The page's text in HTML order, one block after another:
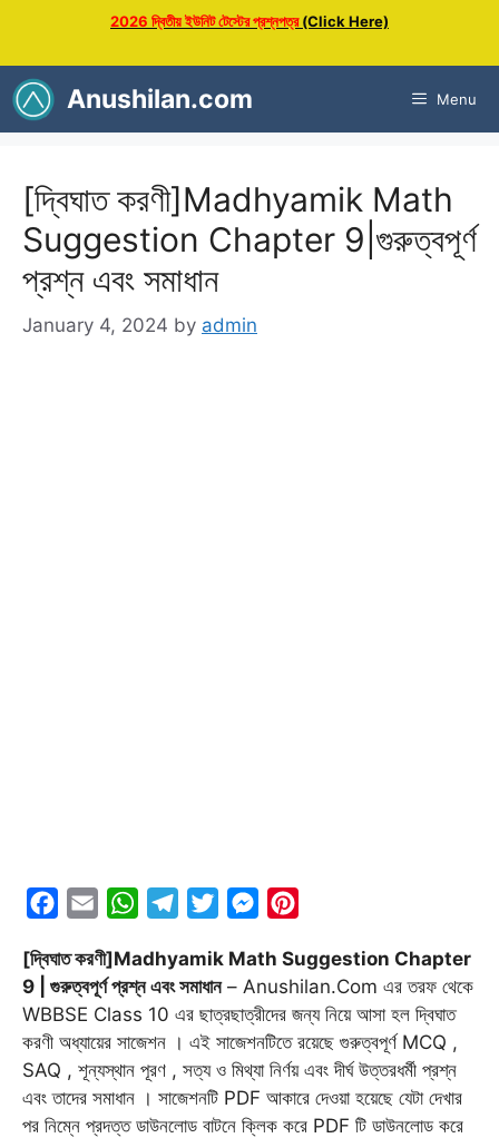
content
2026 দ্বিতীয় ইউনিট টেস্টের প্রশ্নপত্র(Click Here)
Anushilan.com Menu
[দ্বিঘাত করণী]Madhyamik Math
Suggestion Chapter 9|গুরুত্বপূর্ণ
প্রশ্ন এবং সমাধান
January 4, 2024 by admin
c
e
b
o
k
a
i
l
W
a
t
s
p
p
l
e
g
r
a
m
i
t
t
M
s
s
e
g
e
n
t
e
e
s
[দ্বিঘাত করণী]Madhyamik Math Suggestion Chapter
9 | গুরুত্বপূর্ণ প্রশ্ন এবং সমাধান– Anushilan.Com এর তরফ থেকে
WBBSE Class 10 এর ছাত্রছাত্রীদের জন্য নিয়ে আসা হল দ্বিঘাত
করণী অধ্যায়ের সাজেশন । এই সাজেশনটিতে রয়েছে গুরুত্বপূর্ণ MCQ ,
SAQ , শূন্যস্থান পূরণ , সত্য ও মিথ্যা নির্ণয় এবং দীর্ঘ উত্তরধর্মী প্রশ্ন
এবং তাদের সমাধান । সাজেশনটি PDF আকারে দেওয়া হয়েছে যেটা দেখার
পর নিম্নে প্রদত্ত ডাউনলোড বাটনে ক্লিক করে PDF টি ডাউনলোড করে